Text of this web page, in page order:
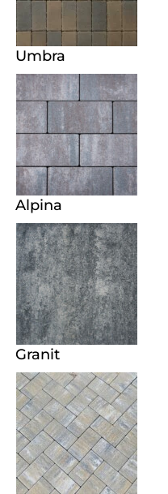
Umbra
Alpina
Granit